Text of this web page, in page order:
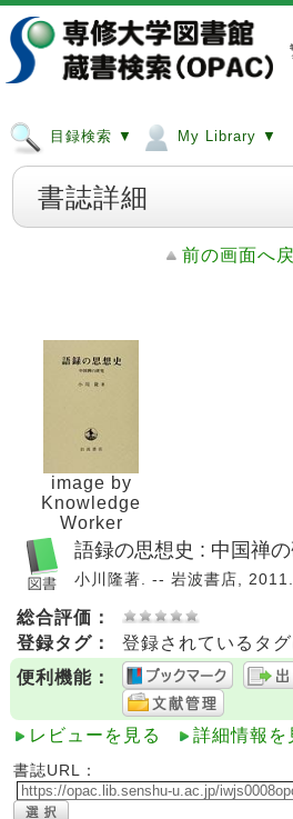
目録検索 ▼ My Library ▼
書誌詳細
前の画面へ
image by
Knowledge
Worker
語録の思想史 : 中国禅
小川隆著. -- 岩波書店,
総合評価：
登録タグ：
登録されているタ
便利機能：
レビューを見る 詳細情報を
書誌URL：